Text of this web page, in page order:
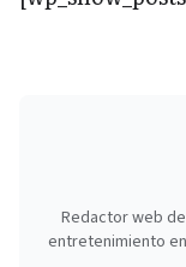
Redactor web
entretenimiento